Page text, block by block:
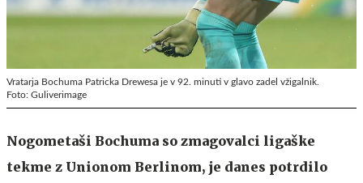
Vratarja Bochuma Patricka Drewesa je v 92. minuti v glavo zadel vžigalnik.
Foto: Guliverimage
Nogometaši Bochuma so zmagovalci ligaške
tekme z Unionom Berlinom, je danes potrdilo